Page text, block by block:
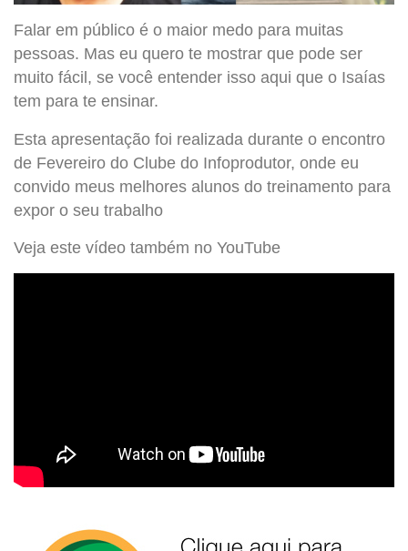
Falar em público é o maior medo para muitas
pessoas. Mas eu quero te mostrar que pode ser
muito fácil, se você entender isso aqui que o Isaías
tem para te ensinar.
Esta apresentação foi realizada durante o encontro
de Fevereiro do Clube do Infoprodutor, onde eu
convido meus melhores alunos do treinamento para
expor o seu trabalho
Veja este vídeo também no YouTube